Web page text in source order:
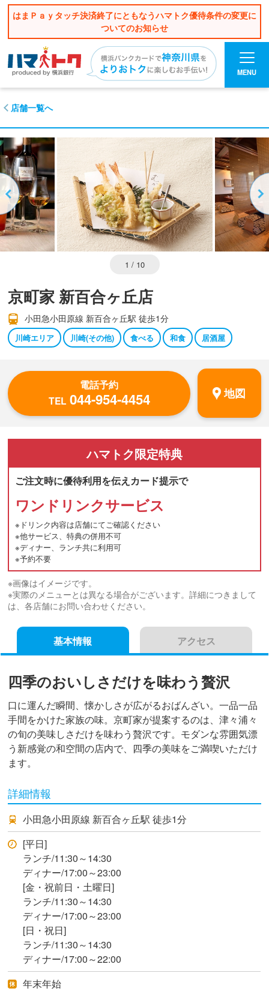
はまＰａｙタッチ決済終了にともなうハマトク優待条件の変更に
ついてのお知らせ
MENU
店舗一覧へ
1 / 10
京町家 新百合ヶ丘店
小田急小田原線 新百合ヶ丘駅 徒歩1分
川崎エリア 川崎(その他) 食べる 和食 居酒屋
電話予約
TEL 044-954-4454 地図
ハマトク限定特典
ご注文時に優待利用を伝えカード提示で
ワンドリンクサービス
※ドリンク内容は店舗にてご確認ください
※他サービス、特典の併用不可
※ディナー、ランチ共に利用可
※予約不要
※画像はイメージです。
※実際のメニューとは異なる場合がございます。詳細につきまして
は、各店舗にお問い合わせください。
基本情報 アクセス
四季のおいしさだけを味わう贅沢
口に運んだ瞬間、懐かしさが広がるおばんざい。一品一品
手間をかけた家族の味。京町家が提案するのは、津々浦々
の旬の美味しさだけを味わう贅沢です。モダンな雰囲気漂
う新感覚の和空間の店内で、四季の美味をご満喫いただけ
ます。
詳細情報
小田急小田原線 新百合ヶ丘駅 徒歩1分
[平日]
ランチ/11:30～14:30
ディナー/17:00～23:00
[金・祝前日・土曜日]
ランチ/11:30～14:30
ディナー/17:00～23:00
[日・祝日]
ランチ/11:30～14:30
ディナー/17:00～22:00
年末年始